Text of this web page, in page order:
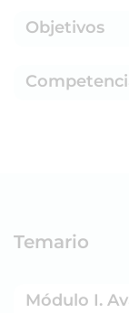
Objetivos
Temario
Módulo I.